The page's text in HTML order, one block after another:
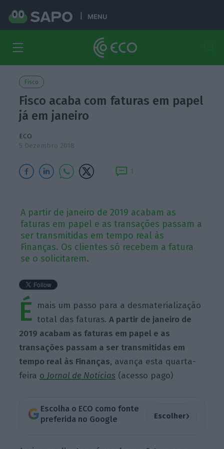
MENU
Fisco
Fisco acaba com faturas em papel
já em janeiro
ECO
5 Dezembro 2018
1
A partir de janeiro de 2019 acabam as
faturas em papel e as transações passam a
ser transmitidas em tempo real às
Finanças. Os clientes só recebem a fatura
se o solicitarem.
É mais um passo para a desmaterialização
total das faturas.A partir de janeiro de
2019 acabam as faturas em papel e as
transações passam a ser transmitidas em
tempo real às Finanças, avança esta quarta-
feira o Jornal de Notícias (acesso pago)
Escolha o ECO como fonte
preferida no Google
Escolher›